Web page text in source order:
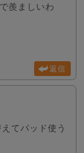
羨ましいわ
返信
てパッド使う